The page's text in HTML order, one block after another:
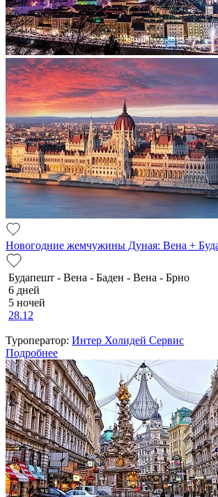
Новогодние жемчужины Дуная: Вена +
Будапешт - Вена - Баден - Вена - Брно
6 дней
5 ночей
28.12
Туроператор: Интер Холидей Сервис
Подробнее